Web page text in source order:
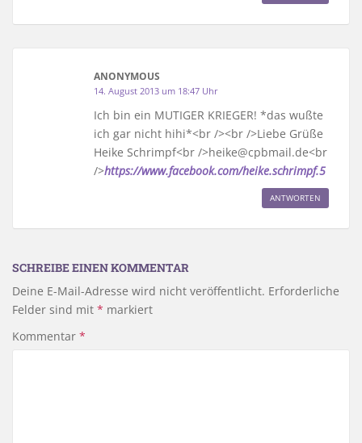
ANONYMOUS
14. August 2013 um 18:47 Uhr
Ich bin ein MUTIGER KRIEGER! *das wußte
ich gar nicht hihi*<br /><br />Liebe Grüße
Heike Schrimpf<br />heike@cpbmail.de<br
/>https://www.facebook.com/heike.schrimpf.5
ANTWORTEN
SCHREIBE EINEN KOMMENTAR
Deine E-Mail-Adresse wird nicht veröffentlicht. Erforderliche
Felder sind mit * markiert
Kommentar *